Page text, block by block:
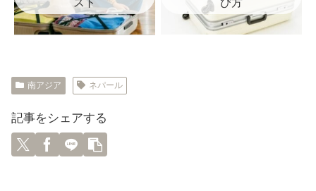
南アジア ネパール
記事をシェアする